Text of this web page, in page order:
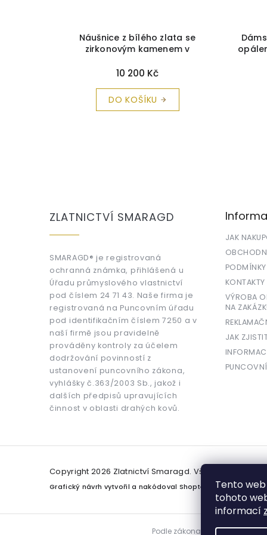
Tento
tohoto
informací
Náušnice z bílého zlata se
zirkonovým kamenem v
čistící utěrka zdarma
10 200 Kč
DO KOŠÍKU
ZLATNICTVÍ SMARAGD
SMARAGD® je registrovaná
ochranná známka, přihlášená u
Úřadu průmyslového vlastnictví
pod číslem 24 71 43. Naše firma je
registrovaná na Puncovním úřadu
pod identifikačním číslem 7250 a v
naší firmě jsou pravidelně
prováděny kontroly za účelem
dodržování povinností z
ustanovení puncovního zákona,
vyhlášky č.363/2003 Sb., jakož i
dalších předpisů upravujících
činnost v oblasti drahých kovů.
JAK
KONTAKTY
VÝROBA
NA
JAK
Copyright 2026 Zlatnictví Smaragd. Všechna práva
Grafický návrh vytvořil a nakódoval Shoptetak.cz
Podle zákona o evidenci tržeb